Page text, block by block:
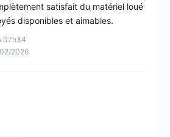
07h34
2026
satisfait du matériel loué
disponibles et aimables.